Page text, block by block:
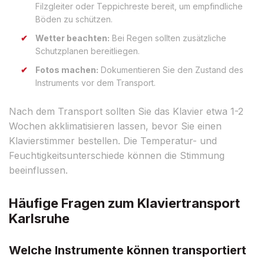
Filzgleiter oder Teppichreste bereit, um empfindliche
Böden zu schützen.
Wetter beachten: Bei Regen sollten zusätzliche
Schutzplanen bereitliegen.
Fotos machen: Dokumentieren Sie den Zustand des
Instruments vor dem Transport.
Nach dem Transport sollten Sie das Klavier etwa 1-2
Wochen akklimatisieren lassen, bevor Sie einen
Klavierstimmer bestellen. Die Temperatur- und
Feuchtigkeitsunterschiede können die Stimmung
beeinflussen.
Häufige Fragen zum Klaviertransport
Karlsruhe
Welche Instrumente können transportiert